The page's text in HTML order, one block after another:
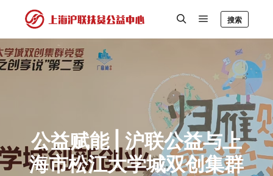
搜索
公益赋能 | 沪联公益与上
海市松江大学城双创集群